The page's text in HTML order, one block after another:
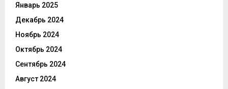
Январь 2025
Декабрь 2024
Ноябрь 2024
Октябрь 2024
Сентябрь 2024
Август 2024